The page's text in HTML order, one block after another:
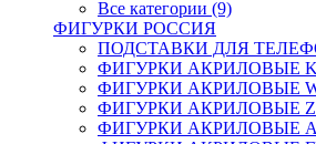
Все категории (9)
ФИГУРКИ РОССИЯ
ПОДСТАВКИ ДЛЯ
ФИГУРКИ АКРИЛОВЫЕ
ФИГУРКИ АКРИЛОВЫЕ
ФИГУРКИ АКРИЛОВЫЕ
ФИГУРКИ АКРИЛОВЫЕ